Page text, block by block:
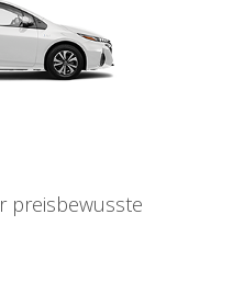
preisbewusste